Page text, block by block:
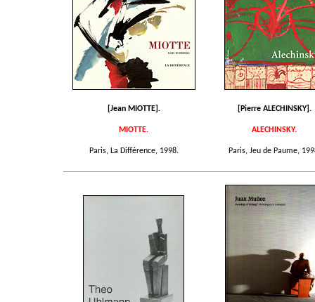
[Jean MIOTTE].
MIOTTE.
Paris, La Différence, 1998.
[Pierre ALECHINSKY].
ALECHINSKY.
Paris, Jeu de Paume,